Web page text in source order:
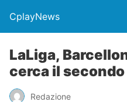
CplayNews
LaLiga,
cerca il
Redazione